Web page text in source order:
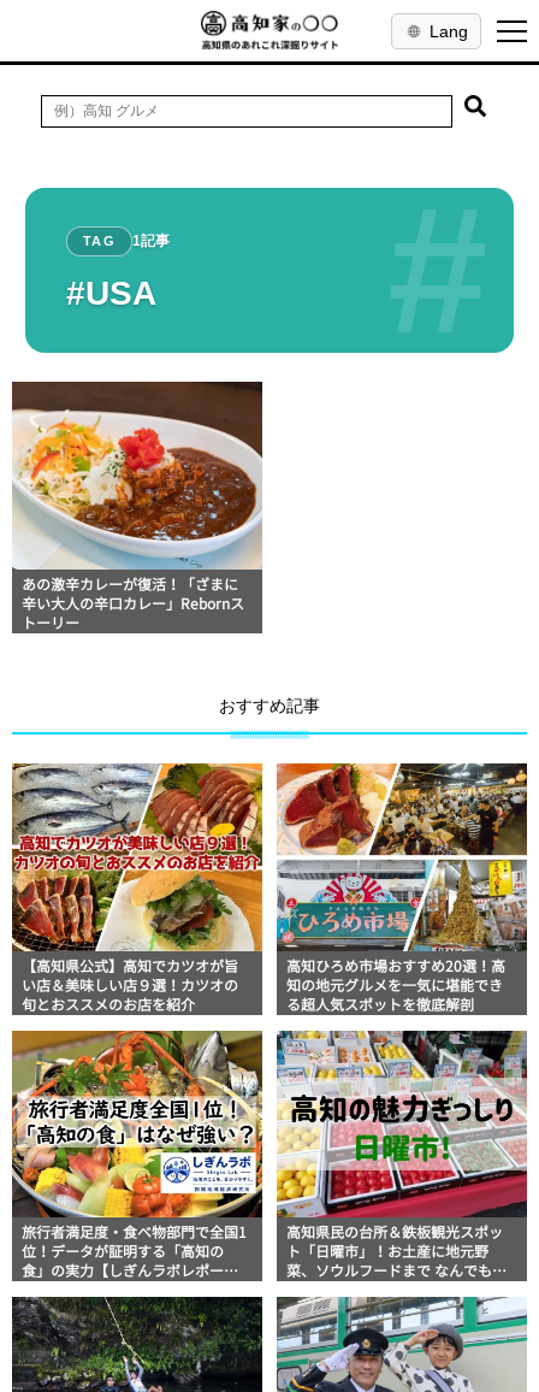
Lang
#
TAG 1記事
#USA
あの激辛カレーが復活！「ざまに
辛い大人の辛口カレー」Rebornス
トーリー
おすすめ記事
【高知県公式】高知でカツオが旨
い店＆美味しい店９選！カツオの
旬とおススメのお店を紹介
高知ひろめ市場おすすめ20選！高
知の地元グルメを一気に堪能でき
る超人気スポットを徹底解剖
旅行者満足度・食べ物部門で全国1
位！データが証明する「高知の
食」の実力【しぎんラボレポー
高知県民の台所＆鉄板観光スポッ
ト「日曜市」！お土産に地元野
菜、ソウルフードまで なんでもそ
説！